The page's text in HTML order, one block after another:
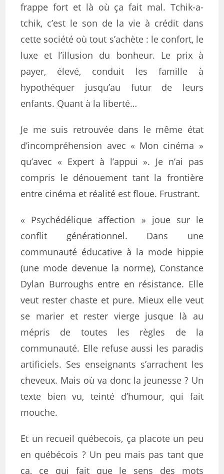
frappe fort et là où ça fait mal. Tchik-a-
tchik, c’est le son de la vie à crédit dans
cette société où tout s’achète : le confort, le
luxe et l’illusion du bonheur. Le prix à
payer, élevé, conduit les famille à
hypothéquer jusqu’au futur de leurs
enfants. Quant à la liberté…
Je me suis retrouvée dans le même état
d’incompréhension avec « Mon cinéma »
qu’avec « Expert à l’appui ». Je n’ai pas
compris le dénouement tant la frontière
entre cinéma et réalité est floue. Frustrant.
« Psychédélique affection » joue sur le
conflit générationnel. Dans une
communauté éducative à la mode hippie
(une mode devenue la norme), Constance
Dylan Burroughs entre en résistance. Elle
veut rester chaste et pure. Mieux elle veut
se marier et rester vierge jusque là au
mépris de toutes les règles de la
communauté. Elle refuse aussi les paradis
artificiels. Ses enseignants s’arrachent les
cheveux. Mais où va donc la jeunesse ? Un
texte bien vu, teinté d’humour, qui fait
mouche.
Et un recueil québecois, ça placote un peu
en québécois ? Un peu mais pas tant que
ça, ce qui fait que le sens des mots